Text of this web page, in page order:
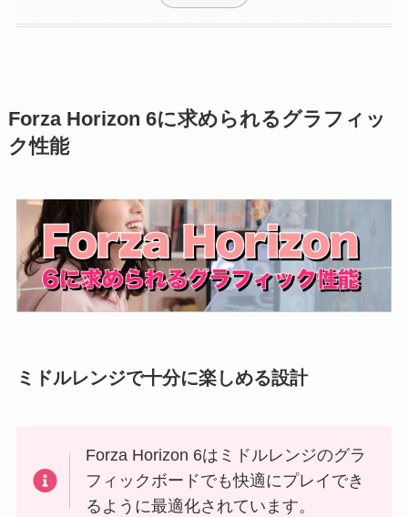
Forza Horizon 6に求められるグラフィッ
ク性能
ミドルレンジで十分に楽しめる設計
Forza Horizon 6はミドルレンジのグラ
フィックボードでも快適にプレイでき
るように最適化されています。